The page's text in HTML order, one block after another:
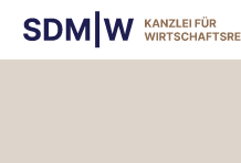
Zum
Inhalt
springen